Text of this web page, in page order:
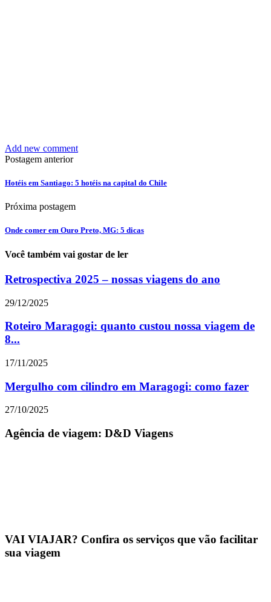
Add new comment
Postagem anterior
Hotéis em Santiago: 5 hotéis na capital do Chile
Próxima postagem
Onde comer em Ouro Preto, MG: 5 dicas
Você também vai gostar de ler
Retrospectiva 2025 – nossas viagens do ano
29/12/2025
Roteiro Maragogi: quanto custou nossa viagem de
8...
17/11/2025
Mergulho com cilindro em Maragogi: como fazer
27/10/2025
Agência de viagem: D&D Viagens
VAI VIAJAR? Confira os serviços que vão facilitar
sua viagem